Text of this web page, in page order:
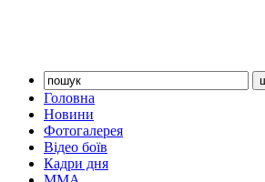
Головна
Новини
Фотогалерея
Відео боїв
Кадри дня